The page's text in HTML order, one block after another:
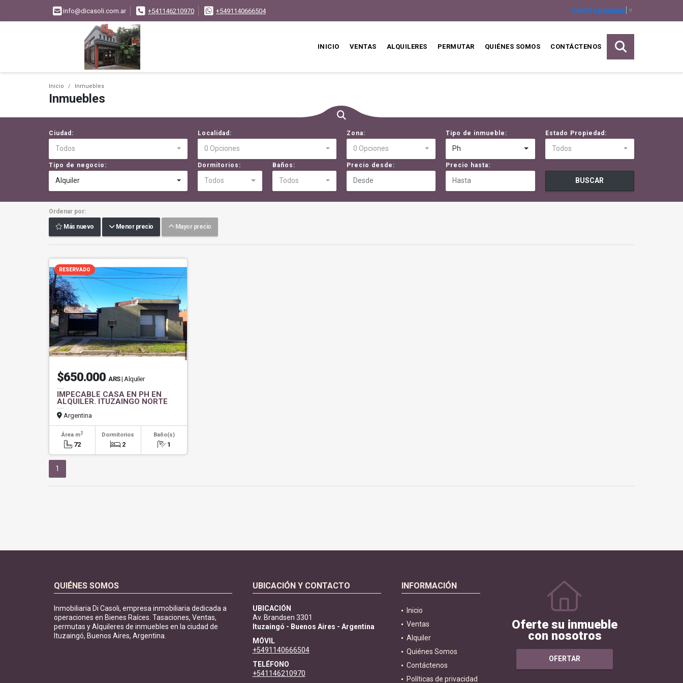
info@dicasoli.com.ar +541146210970 +5491140666504 Select Language ▼
INICIO VENTAS ALQUILERES PERMUTAR QUIÉNES SOMOS CONTÁCTENOS
Inicio Inmuebles
Inmuebles
Ciudad:
Todos
Localidad:
0 Opciones
Zona:
0 Opciones
Tipo de inmueble:
Ph
Estado Propiedad:
Todos
Tipo de negocio:
Alquiler
Dormitorios:
Todos
Baños:
Todos
Precio desde: Precio hasta:
BUSCAR
Ordenar por:
Más nuevo Menor precio Mayor precio
RESERVADO
$650.000 ARS| Alquiler
IMPECABLE CASA EN PH EN
ALQUILER. ITUZAINGO NORTE
Argentina
Área m2
72
Dormitorios
2
Baño(s)
1
1
QUIÉNES SOMOS
Inmobiliaria Di Casoli, empresa inmobiliaria dedicada a
operaciones en Bienes Raíces. Tasaciones, Ventas,
permutas y Alquileres de inmuebles en la ciudad de
Ituzaingó, Buenos Aires, Argentina.
UBICACIÓN Y CONTACTO
UBICACIÓN
Av. Brandsen 3301
Ituzaingó - Buenos Aires - Argentina
MÓVIL
+5491140666504
TELÉFONO
+541146210970
INFORMACIÓN
Inicio
Ventas
Alquiler
Quiénes Somos
Contáctenos
Políticas de privacidad
Oferte su inmueble
con nosotros
OFERTAR